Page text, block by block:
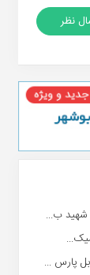
شهید ب...
پارس ...